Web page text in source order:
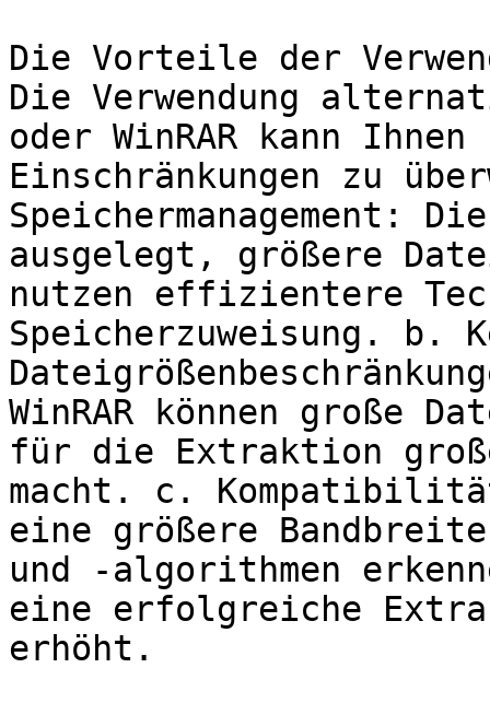
Die Vorteile der
Die Verwendung
oder WinRAR kann
Einschränkungen zu
Speichermanagement:
ausgelegt, größere
nutzen effizientere
Speicherzuweisung. b.
WinRAR können große
für die Extraktion
macht. c.
eine größere
und -algorithmen
eine erfolgreiche
erhöht.